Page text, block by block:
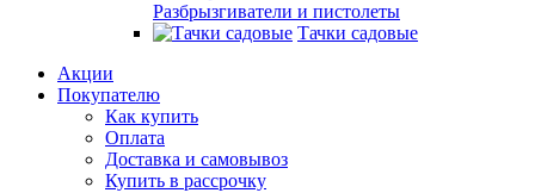
Разбрызгиватели и пистолеты
Тачки садовые
Акции
Покупателю
Как купить
Оплата
Доставка и самовывоз
Купить в рассрочку